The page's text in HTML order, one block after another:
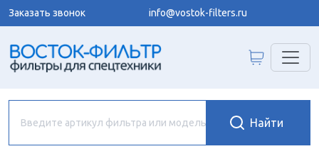
Заказать звонок info@vostok-filters.ru